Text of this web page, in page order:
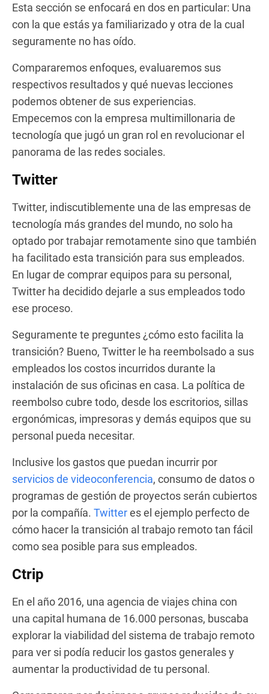
Esta sección se enfocará en dos en particular: Una
con la que estás ya familiarizado y otra de la cual
seguramente no has oído.
Compararemos enfoques, evaluaremos sus
respectivos resultados y qué nuevas lecciones
podemos obtener de sus experiencias.
Empecemos con la empresa multimillonaria de
tecnología que jugó un gran rol en revolucionar el
panorama de las redes sociales.
Twitter
Twitter, indiscutiblemente una de las empresas de
tecnología más grandes del mundo, no solo ha
optado por trabajar remotamente sino que también
ha facilitado esta transición para sus empleados.
En lugar de comprar equipos para su personal,
Twitter ha decidido dejarle a sus empleados todo
ese proceso.
Seguramente te preguntes ¿cómo esto facilita la
transición? Bueno, Twitter le ha reembolsado a sus
empleados los costos incurridos durante la
instalación de sus oficinas en casa. La política de
reembolso cubre todo, desde los escritorios, sillas
ergonómicas, impresoras y demás equipos que su
personal pueda necesitar.
Inclusive los gastos que puedan incurrir por
servicios de videoconferencia, consumo de datos o
programas de gestión de proyectos serán cubiertos
por la compañía. Twitteres el ejemplo perfecto de
cómo hacer la transición al trabajo remoto tan fácil
como sea posible para sus empleados.
Ctrip
En el año 2016, una agencia de viajes china con
una capital humana de 16.000 personas, buscaba
explorar la viabilidad del sistema de trabajo remoto
para ver si podía reducir los gastos generales y
aumentar la productividad de tu personal.